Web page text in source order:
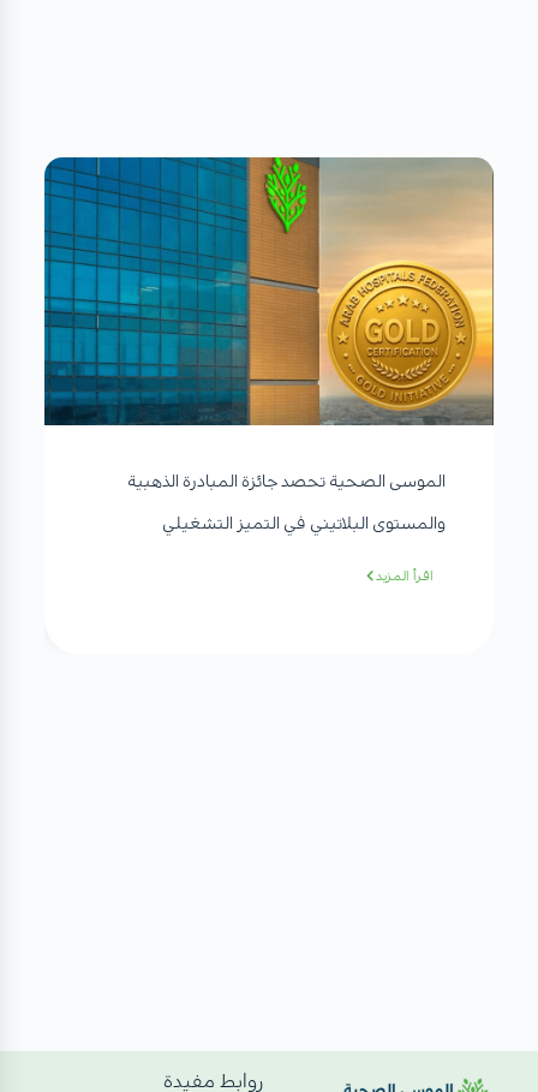
الموسى الصحية تحصد جائزة المبادرة الذهبية
والمستوى البلاتيني في التميز التشغيلي
اقرأ المزيد
روابط مفيدة